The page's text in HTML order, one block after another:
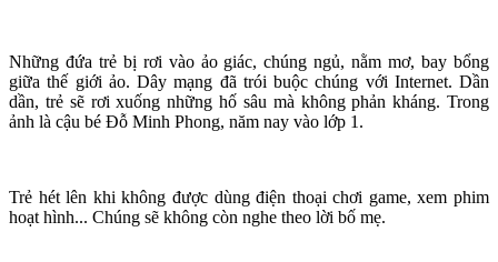
Những đứa trẻ bị rơi vào ảo giác, chúng ngủ, nằm mơ, bay bổng
giữa thế giới ảo. Dây mạng đã trói buộc chúng với Internet. Dần
dần, trẻ sẽ rơi xuống những hố sâu mà không phản kháng. Trong
ảnh là cậu bé Đỗ Minh Phong, năm nay vào lớp 1.
Trẻ hét lên khi không được dùng điện thoại chơi game, xem phim
hoạt hình... Chúng sẽ không còn nghe theo lời bố mẹ.